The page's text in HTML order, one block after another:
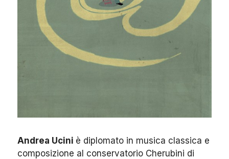
Andrea Ucini è diplomato in musica classica e
composizione al conservatorio Cherubini di